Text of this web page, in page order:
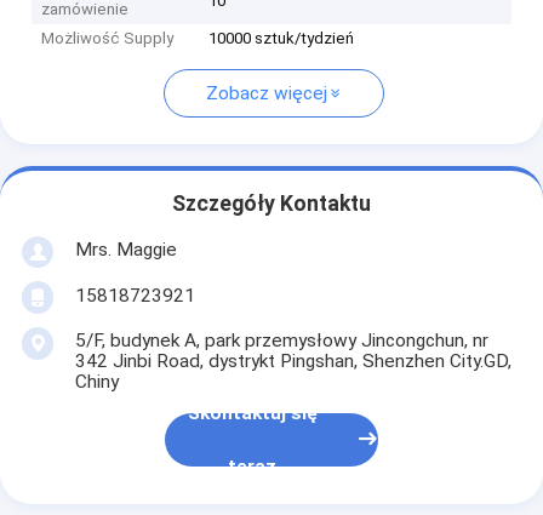
zamówienie
Możliwość Supply 10000 sztuk/tydzień
Zobacz więcej
Szczegóły Kontaktu
Mrs. Maggie
15818723921
5/F, budynek A, park przemysłowy Jincongchun, nr
342 Jinbi Road, dystrykt Pingshan, Shenzhen City.GD,
Chiny
Skontaktuj się
teraz